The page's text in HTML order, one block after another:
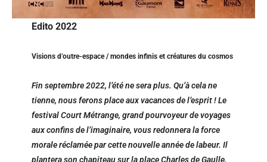
Edito 2022
Visions d’outre-espace / mondes infinis et créatures du cosmos
Fin septembre 2022, l’été ne sera plus. Qu’à cela ne
tienne, nous ferons place aux vacances de l’esprit ! Le
festival Court Métrange, grand pourvoyeur de voyages
aux confins de l’imaginaire, vous redonnera la force
morale réclamée par cette nouvelle année de labeur. Il
plantera son chapiteau sur la place Charles de Gaulle,